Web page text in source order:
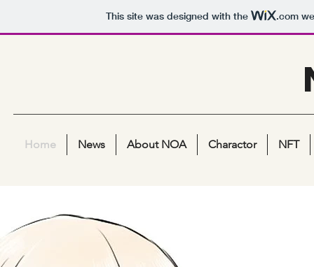
This site was designed with the .com
Home News About NOA Charactor NFT